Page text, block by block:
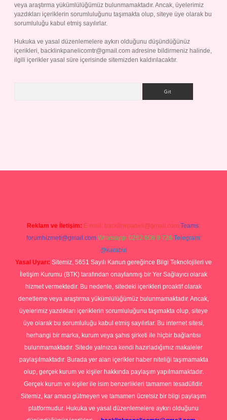
veya araştırma yükümlülüğümüz bulunmamaktadır. Ancak, üyelerimiz
yazdıkları içeriklerin sorumluluğunu taşımakta olup, siteye üye olarak bu
sorumluluğu kabul etmiş sayılırlar.
Hukuka ve yasal düzenlemelere aykırı olduğunu düşündüğünüz
içerikleri, backlinkpanelicomtr@gmail.com adresine bildirmeniz halinde,
ilgili içerikler yasal süre içerisinde sitemizden kaldırılacaktır.
Reklam ve İletişim: E-mail: backlinkpaneli@gmail.com Teams:
forumhizmeti@gmail.com Whatsapp: 0262 606 0 726 Telegram:
@karabul
Yasal Uyarı: Sitemiz, 5651 Sayılı Kanun gereğince Bilgi Teknolojileri ve
İletişim Kurumu (BTK) tarafından onaylanmış bir Yer Sağlayıcı olarak
hizmet vermektedir. Bu nedenle, sitedeki içerikleri proaktif olarak
denetleme veya araştırma yükümlülüğümüz bulunmamaktadır. Ancak,
üyelerimiz yazdıkları içeriklerin sorumluluğunu taşımakta olup, siteye
üye olarak bu sorumluluğu kabul etmiş sayılırlar. Bu internet sitesi,
herhangi bir marka, kurum veya şahıs şirketi ile hiçbir bağlantısı
bulunmamaktadır. Sitede yalnızca kendi hazırladığımız makaleler
paylaşılmaktadır. Burada yer alan içerikler haber niteliği taşımamakta
olup, gerçek kurum ve kişiler hakkında paylaşım yapılmamaktadır.
Gerçek kurum ve kişiler ile isim benzerlikleri tamamen tesadüfidir.
Sitemiz, kar amacı gütmeyen ve tamamen ücretsiz bir bilgi paylaşım
platformudur. Hukuka ve yasal düzenlemelere aykırı olduğunu